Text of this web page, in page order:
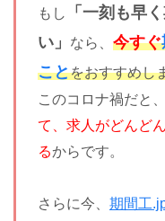
もし
「一刻も早
い」
なら、 今すぐ
ことをおすすめし
このコロナ禍だと、
て、求人がどんど
るからです。
さらに今、 期間工